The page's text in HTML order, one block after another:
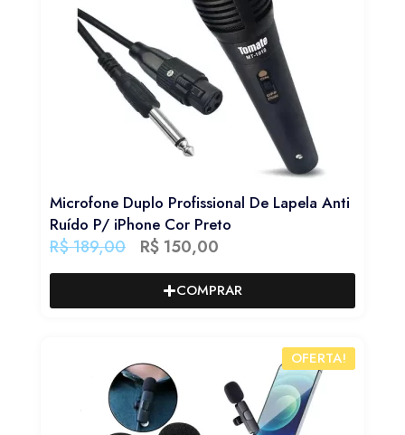
Microfone Duplo Profissional De Lapela Anti
Ruído P/ iPhone Cor Preto
R$189,00 R$ 150,00
COMPRAR
OFERTA!